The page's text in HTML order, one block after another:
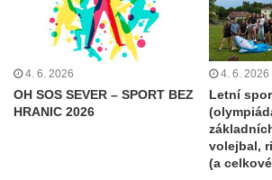
4. 6. 2026
OH SOS SEVER – SPORT BEZ
HRANIC 2026
4. 6. 2026
Letní
volejbal,
(a